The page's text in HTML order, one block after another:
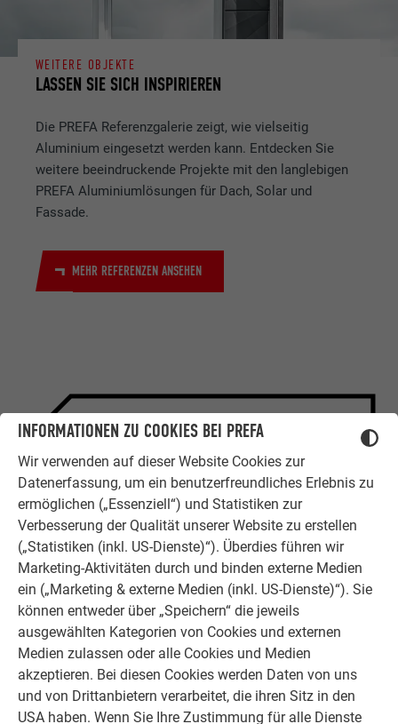
INFORMATIONEN ZU COOKIES BEI PREFA
Wir verwenden auf dieser Website Cookies zur
Datenerfassung, um ein benutzerfreundliches Erlebnis zu
ermöglichen („Essenziell“) und Statistiken zur
Verbesserung der Qualität unserer Website zu erstellen
(„Statistiken (inkl. US-Dienste)“). Überdies führen wir
Marketing-Aktivitäten durch und binden externe Medien
ein („Marketing & externe Medien (inkl. US-Dienste)“). Sie
können entweder über „Speichern“ die jeweils
ausgewählten Kategorien von Cookies und externen
Medien zulassen oder alle Cookies und Medien
akzeptieren. Bei diesen Cookies werden Daten von uns
und von Drittanbietern verarbeitet, die ihren Sitz in den
USA haben. Wenn Sie Ihre Zustimmung für alle Dienste
LASSEN SIE SICH INSPIRIEREN
WEITERE OBJEKTE
Die PREFA Referenzgalerie zeigt, wie vielseitig
Aluminium eingesetzt werden kann. Entdecken Sie
weitere beeindruckende Projekte mit den langlebigen
PREFA Aluminiumlösungen für Dach, Solar und
Fassade.
MEHR REFERENZEN ANSEHEN
ERFAHRUNGSBERICHTE
Ob Bauherr, Sanierer, Verarbeiter oder
Architekt - die Zufriedenheit all
unserer Kunden liegt uns am Herzen.
Deshalb versuchen wir als PREFA in
allen Phasen Ihres Projektes als
starker Begleiter zur Seite zu stehen.
Überzeugen Sie sich selbst!
WEITERLESEN